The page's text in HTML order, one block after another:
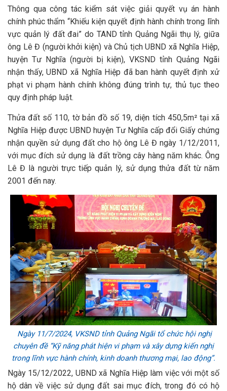
Thông qua công tác kiểm sát việc giải quyết vụ án hành
chính phúc thẩm “Khiếu kiện quyết định hành chính trong lĩnh
vực quản lý đất đai” do TAND tỉnh Quảng Ngãi thụ lý, giữa
ông Lê Đ (người khởi kiện) và Chủ tịch UBND xã Nghĩa Hiệp,
huyện Tư Nghĩa (người bị kiện), VKSND tỉnh Quảng Ngãi
nhận thấy, UBND xã Nghĩa Hiệp đã ban hành quyết định xử
phạt vi phạm hành chính không đúng trình tự, thủ tục theo
quy định pháp luật.
Thửa đất số 110, tờ bản đồ số 19, diện tích 450,5m² tại xã
Nghĩa Hiệp được UBND huyện Tư Nghĩa cấp đổi Giấy chứng
nhận quyền sử dụng đất cho hộ ông Lê Đ ngày 1/12/2011,
với mục đích sử dụng là đất trồng cây hàng năm khác. Ông
Lê Đ là người trực tiếp quản lý, sử dụng thửa đất từ năm
2001 đến nay.
Ngày 11/7/2024, VKSND tỉnh Quảng Ngãi tổ chức hội nghị
chuyên đề “Kỹ năng phát hiện vi phạm và xây dựng kiến nghị
trong lĩnh vực hành chính, kinh doanh thương mại, lao động”.
Ngày 15/12/2022, UBND xã Nghĩa Hiệp làm việc với một số
hộ dân về việc sử dụng đất sai mục đích, trong đó có hộ